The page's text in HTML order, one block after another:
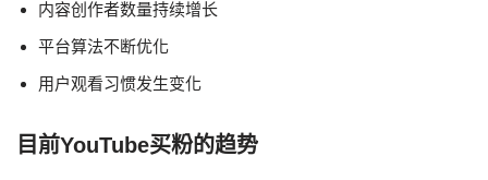
内容创作者数量持续增长
平台算法不断优化
用户观看习惯发生变化
目前YouTube买粉的趋势